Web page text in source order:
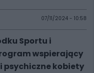
07/11/2024 - 10:58
Sportu i
wspierający
psychiczne kobiety